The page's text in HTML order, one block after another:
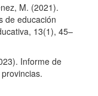
M. (2021).
de educación
13(1), 45–
Informe de